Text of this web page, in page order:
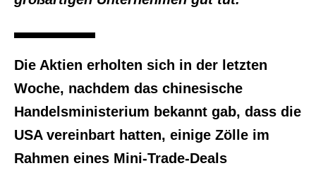
Die Aktien erholten sich in der letzten
Woche, nachdem das chinesische
Handelsministerium bekannt gab, dass die
USA vereinbart hatten, einige Zölle im
Rahmen eines Mini-Trade-Deals